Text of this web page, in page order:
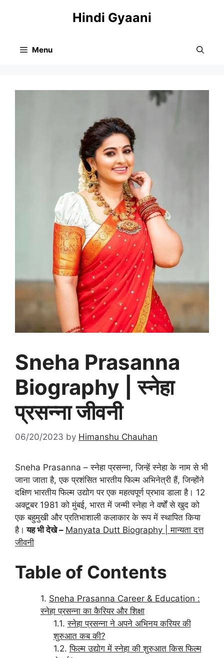
Hindi Gyaani
Menu
Sneha Prasanna
Biography | स्नेहा
प्रसन्ना जीवनी
06/20/2023 by Himanshu Chauhan
Sneha Prasanna – स्नेहा प्रसन्ना, जिन्हें स्नेहा के नाम से भी
जाना जाता है, एक प्रशंसित भारतीय फिल्म अभिनेत्री हैं, जिन्होंने
दक्षिण भारतीय फिल्म उद्योग पर एक महत्वपूर्ण प्रभाव डाला है। 12
अक्टूबर 1981 को मुंबई, भारत में जन्मी स्नेहा ने वर्षों से खुद को
एक बहुमुखी और प्रतिभाशाली कलाकार के रूप में स्थापित किया
है। यह भी देखे – Manyata Dutt Biography | मान्यता दत्त
जीवनी
Table of Contents
Sneha Prasanna Career & Education :
स्नेहा प्रसन्ना का कैरियर और शिक्षा
स्नेहा प्रसन्ना ने अपने अभिनय करियर की
शुरुआत कब की?
फिल्म उद्योग में स्नेहा की शुरुआत किस फिल्म